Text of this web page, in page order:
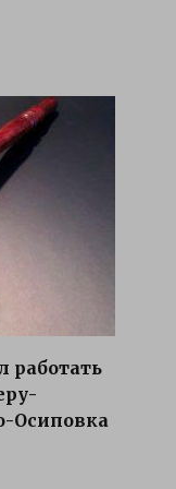
работать
Осиповка